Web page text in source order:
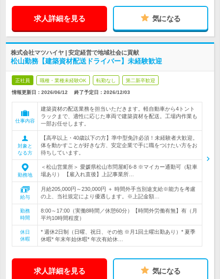
求人詳細を見る 気になる
株式会社マツハイヤ | 安定経営で地域社会に貢献
松山勤務【建築資材配送ドライバー】未経験歓迎
正社員 職種・業種未経験OK 転勤なし 第二新卒歓迎
情報更新日：2026/06/12 終了予定日： 2026/12/03
仕事内容
建築資材の配送業務を担当いただきます。軽自動車から4トント
ラックまで、適性に応じた車両で建築資材を配送。工場内作業も
一部お任せします。
対象と
なる方
【高卒以上・40歳以下の方】準中型免許必須！未経験者大歓迎。
体を動かすことが好きな方、安定企業で手に職をつけたい方をお
待ちしています。
勤務地
＜松山営業所＞ 愛媛県松山市問屋町6-8 ※マイカー通勤可（駐車
場あり） 【雇入れ直後】上記事業所…
給与
月給205,000円～230,000円 ＋ 時間外手当別途支給※能力を考慮
の上、当社規定により優遇します。※上記金額…
勤務
時間
8:00～17:00（実働8時間／休憩60分）【時間外労働有無】有（月
平均10時間程度）
休日
休暇
* 週休2日制（日曜、祝日、その他 ※月1回土曜出勤あり）* 夏季
休暇* 年末年始休暇* 年次有給休…
求人詳細を見る 気になる